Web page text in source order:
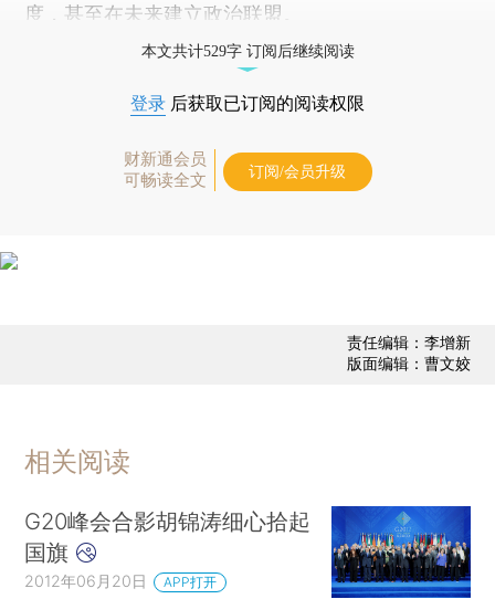
度，甚至在未来建立政治联盟。
本文共计529字 订阅后继续阅读
登录 后获取已订阅的阅读权限
财新通会员
可畅读全文
订阅/会员升级
责任编辑：李增新
版面编辑：曹文姣
相关阅读
G20峰会合影胡锦涛细心拾起
国旗
2012年06月20日 APP打开